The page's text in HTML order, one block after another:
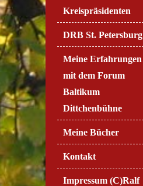
Kreispräsidenten
DRB St. Petersburg
Meine Erfahrungen
mit dem Forum
Baltikum
Dittchenbühne
Meine Bücher
Kontakt
Impressum (C)Ralf